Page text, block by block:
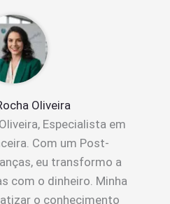
Oliveira
Especialista em
Com um Post-
eu transformo a
com o dinheiro. Minha
o conhecimento